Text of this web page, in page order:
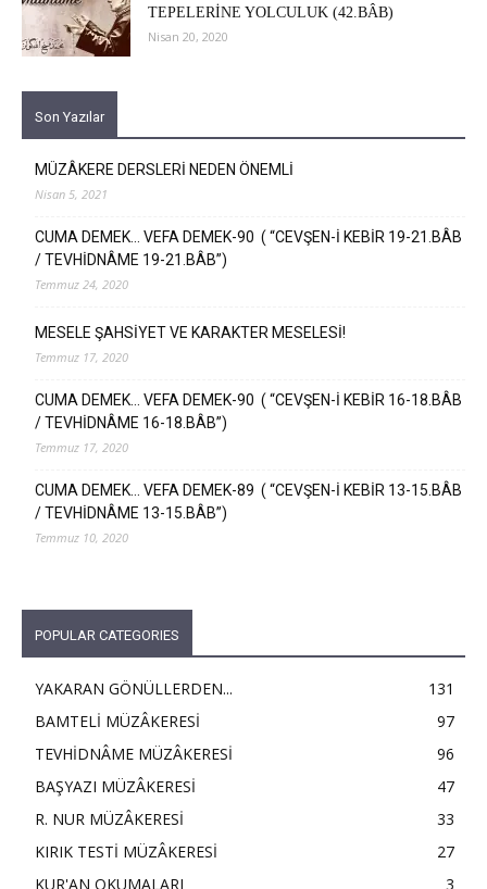
TEPELERİNE YOLCULUK (42.BÂB)
Nisan 20, 2020
Son Yazılar
MÜZÂKERE DERSLERİ NEDEN ÖNEMLİ
Nisan 5, 2021
CUMA DEMEK… VEFA DEMEK-90 ( “CEVŞEN-İ KEBİR 19-21.BÂB
/ TEVHİDNÂME 19-21.BÂB”)
Temmuz 24, 2020
MESELE ŞAHSİYET VE KARAKTER MESELESİ!
Temmuz 17, 2020
CUMA DEMEK… VEFA DEMEK-90 ( “CEVŞEN-İ KEBİR 16-18.BÂB
/ TEVHİDNÂME 16-18.BÂB”)
Temmuz 17, 2020
CUMA DEMEK… VEFA DEMEK-89 ( “CEVŞEN-İ KEBİR 13-15.BÂB
/ TEVHİDNÂME 13-15.BÂB”)
Temmuz 10, 2020
POPULAR CATEGORIES
YAKARAN GÖNÜLLERDEN...
131
BAMTELİ MÜZÂKERESİ
97
TEVHİDNÂME MÜZÂKERESİ
96
BAŞYAZI MÜZÂKERESİ
47
R. NUR MÜZÂKERESİ
33
KIRIK TESTİ MÜZÂKERESİ
27
KUR'AN OKUMALARI
3